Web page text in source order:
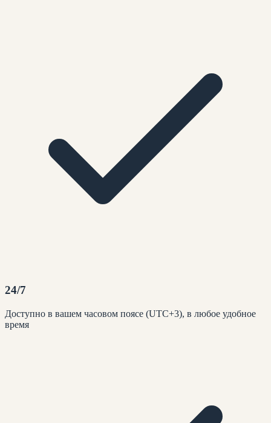
24/7
Доступно в вашем часовом поясе (UTC+3), в любое удобное
время